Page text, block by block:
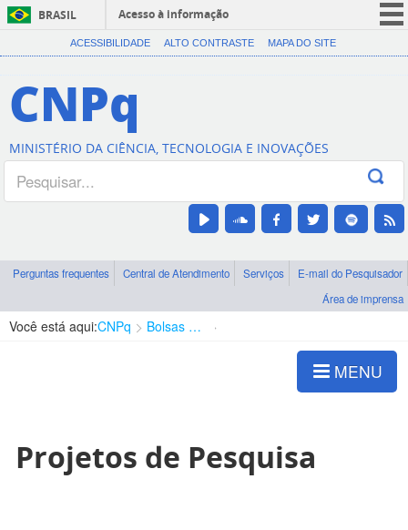
BRASIL
Acesso à informação
CORONAVÍRUS (COVID-19)
Canais
ACESSIBILIDADE ALTO CONTRASTE MAPA DO SITE
CNPq
MINISTÉRIO DA CIÊNCIA, TECNOLOGIA E INOVAÇÕES
Perguntas frequentes Central de Atendimento Serviços
E-mail do Pesquisador
Área de imprensa
Você está aqui:CNPq Bolsas e Auxílios Vigentes
MENU
Projetos de Pesquisa